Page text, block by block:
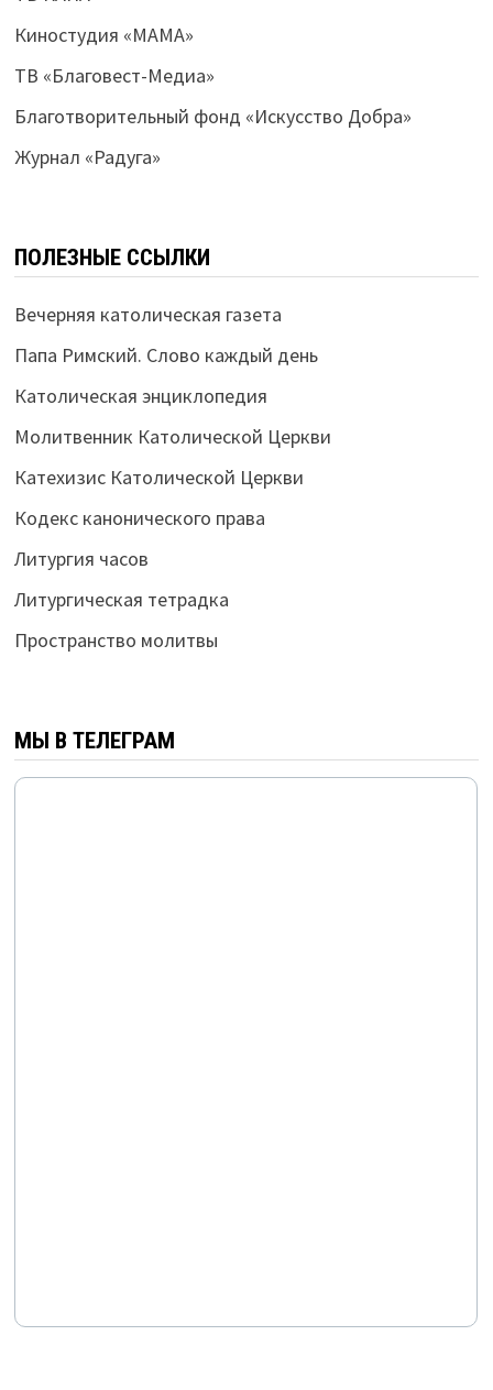
Киностудия «МАМА»
ТВ «Благовест-Медиа»
Благотворительный фонд «Искусство Добра»
Журнал «Радуга»
ПОЛЕЗНЫЕ ССЫЛКИ
Вечерняя католическая газета
Папа Римский. Слово каждый день
Католическая энциклопедия
Молитвенник Католической Церкви
Катехизис Католической Церкви
Кодекс канонического права
Литургия часов
Литургическая тетрадка
Пространство молитвы
МЫ В ТЕЛЕГРАМ